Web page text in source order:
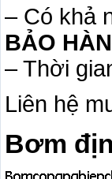
– Có khả
BẢO
– Thời
Liên hệ
Bơm